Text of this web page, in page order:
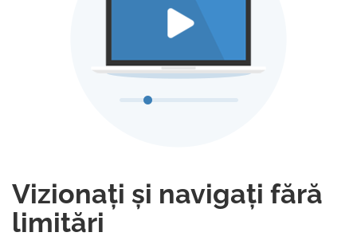
Vizionați și navigați fără
limitări